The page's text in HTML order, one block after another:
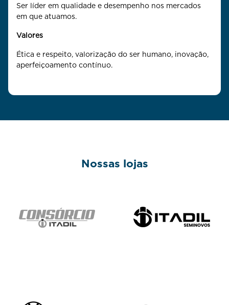
Ser líder em qualidade e desempenho nos mercados
em que atuamos.
Valores
Ética e respeito, valorização do ser humano, inovação,
aperfeiçoamento contínuo.
Nossas lojas